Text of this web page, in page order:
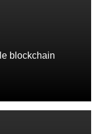
blockchain